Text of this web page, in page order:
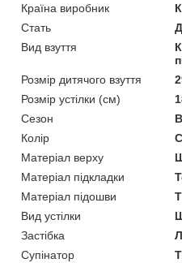
Країна виробник
Стать
Вид взуття
Розмір дитячого взуття
Розмір устілки (см)
Сезон
Колір
Матеріал верху
Матеріал підкладки
Матеріал підошви
Вид устілки
Застібка
Супінатор